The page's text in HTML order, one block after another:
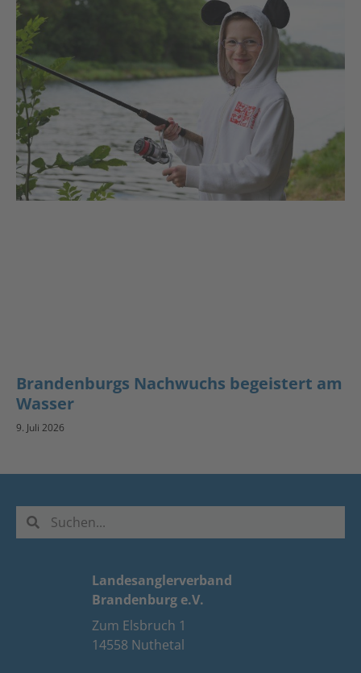
Brandenburgs Nachwuchs begeistert am
Wasser
9. Juli 2026
Landesanglerverband
Brandenburg e.V.
Zum Elsbruch 1
14558 Nuthetal